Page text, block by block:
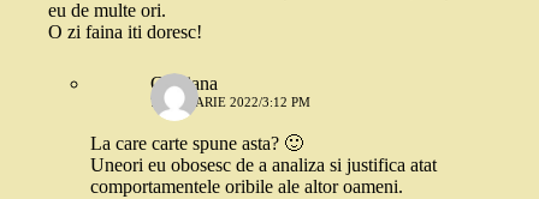
eu de multe ori.
O zi faina iti doresc!
Cristiana
7 IANUARIE 2022/3:12 PM
La care carte spune asta? 🙂
Uneori eu obosesc de a analiza si justifica atat
comportamentele oribile ale altor oameni.